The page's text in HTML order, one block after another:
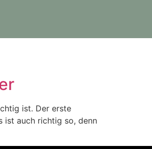
ist. Der erste
ist auch richtig so, denn